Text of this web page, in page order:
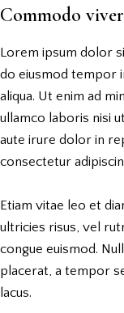
Commodo
Lorem ipsum dolor
do eiusmod tempor
aliqua. Ut enim ad
ullamco laboris nisi
aute irure dolor in
consectetur
Etiam vitae leo et
ultricies risus, vel
congue euismod.
placerat, a tempor
lacus.